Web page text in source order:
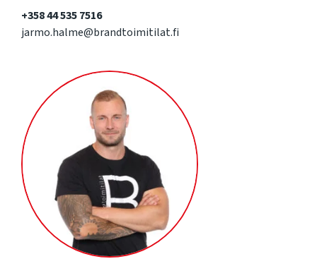
+358 44 535 7516
jarmo.halme@brandtoimitilat.fi